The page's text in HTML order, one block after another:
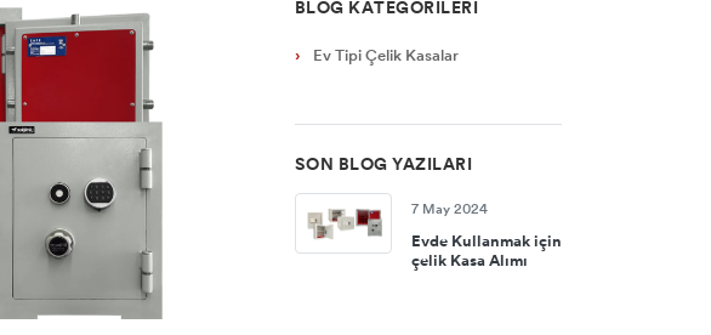
BLOG KATEGORILERI
Ev Tipi Çelik Kasalar
SON BLOG YAZILARI
7 May 2024
Evde Kullanmak için
çelik Kasa Alımı